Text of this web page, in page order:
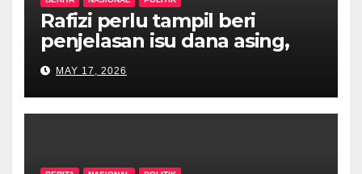
Rafizi perlu tampil beri
penjelasan isu dana asing,
khianat negara
MAY 17, 2026